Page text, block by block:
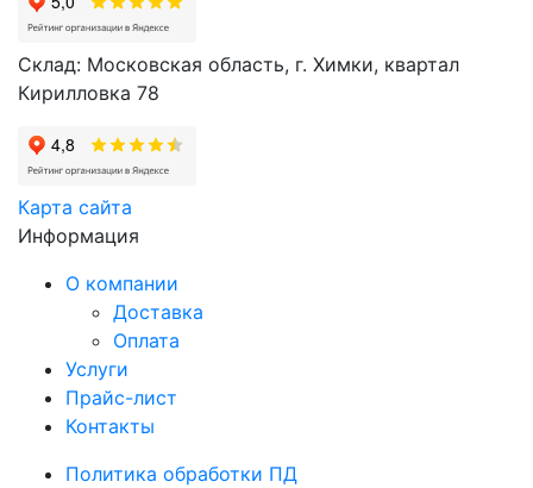
Склад: Московская область, г. Химки, квартал
Кирилловка 78
Карта сайта
Информация
О компании
Доставка
Оплата
Услуги
Прайс-лист
Контакты
Политика обработки ПД